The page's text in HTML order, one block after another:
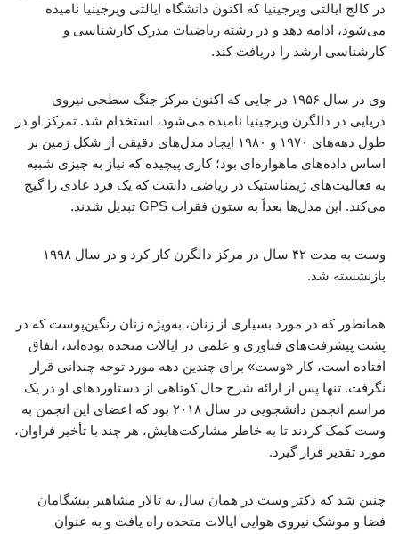
در کالج ایالتی ویرجینیا که اکنون دانشگاه ایالتی ویرجینیا نامیده
می‌شود، ادامه دهد و در رشته ریاضیات مدرک کارشناسی و
کارشناسی ارشد را دریافت کند.
وی در سال ۱۹۵۶ در جایی که اکنون مرکز جنگ سطحی نیروی
دریایی در دالگرن ویرجینیا نامیده می‌شود، استخدام شد. تمرکز او در
طول دهه‌های ۱۹۷۰ و ۱۹۸۰ ایجاد مدل‌های دقیقی از شکل زمین بر
اساس داده‌های ماهواره‌ای بود؛ کاری پیچیده که نیاز به چیزی شبیه
به فعالیت‌های ژیمناستیک در ریاضی داشت که یک فرد عادی را گیج
می‌کند. این مدل‌ها بعداً به ستون فقرات GPS تبدیل شدند.
وست به مدت ۴۲ سال در مرکز دالگرن کار کرد و در سال ۱۹۹۸
بازنشسته شد.
همانطور که در مورد بسیاری از زنان، به‌ویژه زنان رنگین‌پوست که در
پشت پیشرفت‌های فناوری و علمی در ایالات متحده بوده‌اند، اتفاق
افتاده است، کار «وست» برای چندین دهه مورد توجه چندانی قرار
نگرفت. تنها پس از ارائه شرح حال کوتاهی از دستاوردهای او در یک
مراسم انجمن دانشجویی در سال ۲۰۱۸ بود که اعضای این انجمن به
وست کمک کردند تا به خاطر مشارکت‌هایش، هر چند با تأخیر فراوان،
مورد تقدیر قرار گیرد.
چنین شد که دکتر وست در همان سال به تالار مشاهیر پیشگامان
فضا و موشک نیروی هوایی ایالات متحده راه یافت و به عنوان